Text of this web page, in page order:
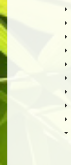
►
►
►
►
►
►
►
►
►
►